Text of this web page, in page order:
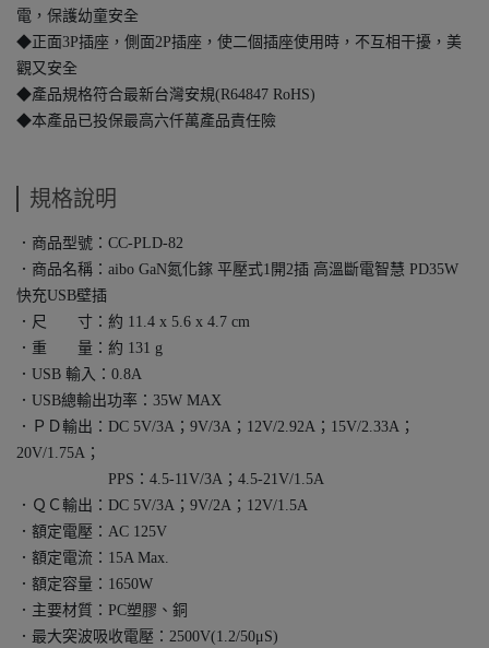
電，保護幼童安全
◆正面3P插座，側面2P插座，使二個插座使用時，不互相干擾，美
觀又安全
◆產品規格符合最新台灣安規(R64847 RoHS)
◆本產品已投保最高六仟萬產品責任險
規格說明
．商品型號：CC-PLD-82
．商品名稱：aibo GaN氮化鎵 平壓式1開2插 高溫斷電智慧 PD35W
快充USB壁插
．尺 寸：約 11.4 x 5.6 x 4.7 cm
．重 量：約 131 g
．USB 輸入：0.8A
．USB總輸出功率：35W MAX
．ＰＤ輸出：DC 5V/3A；9V/3A；12V/2.92A；15V/2.33A；
20V/1.75A；
PPS：4.5-11V/3A；4.5-21V/1.5A
．ＱＣ輸出：DC 5V/3A；9V/2A；12V/1.5A
．額定電壓：AC 125V
．額定電流：15A Max.
．額定容量：1650W
．主要材質：PC塑膠、銅
．最大突波吸收電壓：2500V(1.2/50μS)